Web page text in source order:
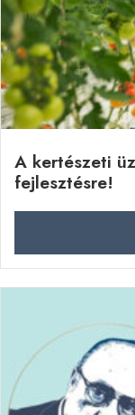
A kertészeti
fejlesztésre!